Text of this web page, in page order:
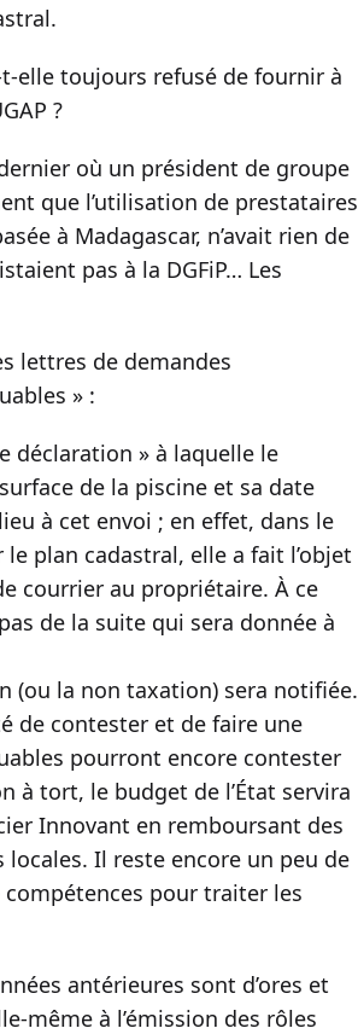
elle toujours refusé de fournir à
?
où un président de groupe
que l’utilisation de prestataires
à Madagascar, n’avait rien de
pas à la DGFiP… Les
lettres de demandes
» :
déclaration » à laquelle le
de la piscine et sa date
à cet envoi ; en effet, dans le
plan cadastral, elle a fait l’objet
courrier au propriétaire. À ce
de la suite qui sera donnée à
(ou la non taxation) sera notifiée.
de contester et de faire une
pourront encore contester
à tort, le budget de l’État servira
Innovant en remboursant des
Il reste encore un peu de
pour traiter les
antérieures sont d’ores et
même à l’émission des rôles